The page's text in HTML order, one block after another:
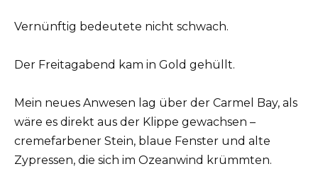
Vernünftig bedeutete nicht schwach.
Der Freitagabend kam in Gold gehüllt.
Mein neues Anwesen lag über der Carmel Bay, als
wäre es direkt aus der Klippe gewachsen –
cremefarbener Stein, blaue Fenster und alte
Zypressen, die sich im Ozeanwind krümmten.